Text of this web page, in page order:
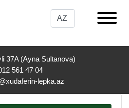
37A (Ayna Sultanova)
561 47 04
lepka.az